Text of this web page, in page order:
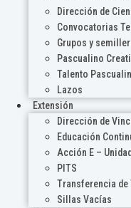
Dirección de
Convocatorias
Grupos y
Pascualino
Talento
Lazos
Extensión
Dirección de
Educación
Acción E –
PITS
Transferencia de
Sillas Vacías